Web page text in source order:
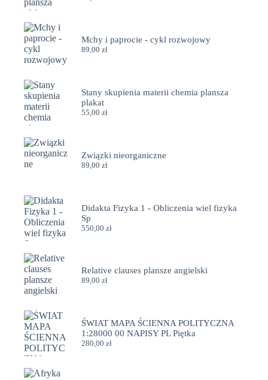
Mchy i paprocie - cykl rozwojowy
89,00zł
Stany skupienia materii chemia plansza
plakat
55,00zł
Związki nieorganiczne
89,00zł
Didakta Fizyka 1 - Obliczenia wiel fizyka
Sp
550,00zł
Relative clauses plansze angielski
89,00zł
ŚWIAT MAPA ŚCIENNA POLITYCZNA
1:28000 00 NAPISY PL Piętka
280,00zł